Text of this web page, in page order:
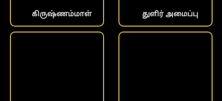
கிருஷ்ணம்மாள் துளிர் அமைப்பு